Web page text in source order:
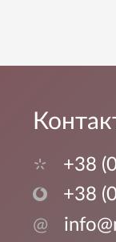
+38
+38
@